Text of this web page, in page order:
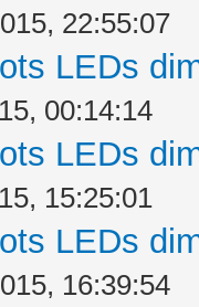
22:55:07
LEDs
00:14:14
LEDs
15:25:01
LEDs
16:39:54